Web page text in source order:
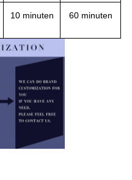
10 minuten 60 minuten